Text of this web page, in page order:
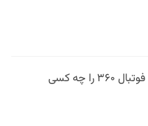
فیلتر در وقت اضافه؛ فوتبال ۳۶۰ را چه کسی